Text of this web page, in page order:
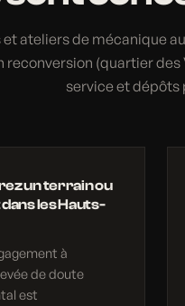
et ateliers de mécanique
reconversion (quartier
service et dépôts
un terrain ou
les Hauts-
à
de doute
est